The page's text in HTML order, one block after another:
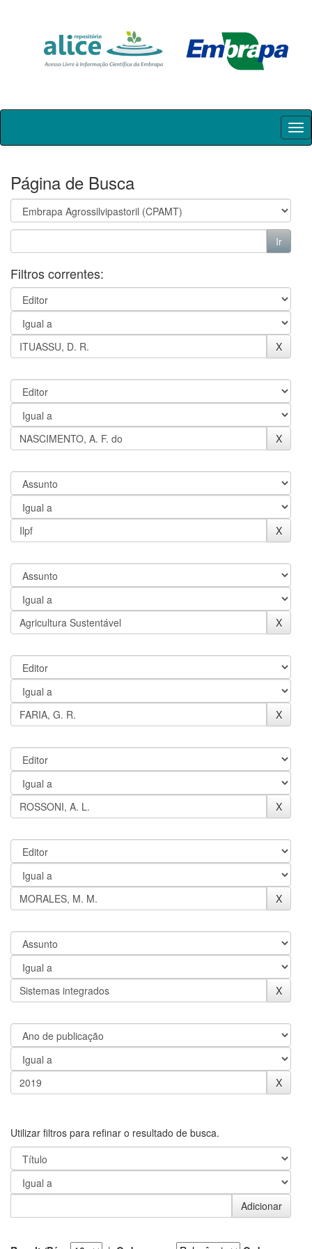
Skip
Página de Busca
Filtros correntes:
Utilizar filtros para refinar o resultado de busca.